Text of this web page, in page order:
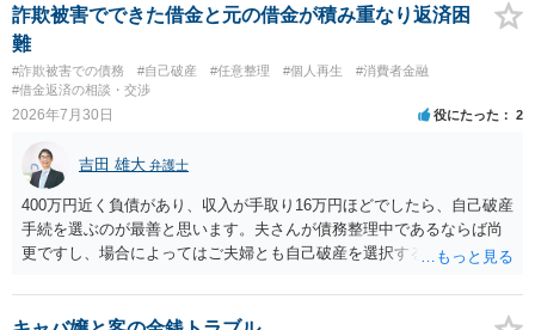
は法に触れる可能性もあります。 ＞100万を支払わず穏便に和解する
ことは可能でしょうか？ →一般的には難しいです。相談者さんも１０
０万円の被害を受けたとして、１円も払わないで和解したいと言われ
たら、 できるだけ重い刑罰を与えて欲しい、と思われるのではない
でしょうか。 ＞弁護士さんに入ってもらうことで支払額が下がること
分賠償に回すことも考えられるので、 兼ね合いは考えてみましょう。
詐欺被害でできた借金と元の借金が積み重なり返済困
難
#詐欺被害での債務 #自己破産 #任意整理 #個人再生
#消費者金融
#借金返済の相談・交渉
2026年7月30日 役にたった 2
吉田 雄大 弁護士
400万円近く負債があり、収入が手取り16万円ほどでしたら、自己破産
手続を選ぶのが最善と思います。夫さんが債務整理中であるならば尚
更ですし、場合によってはご夫婦とも自己破産を選択する方法もある